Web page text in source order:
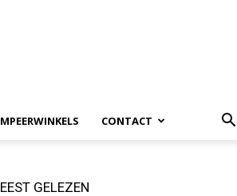
CONTACT
GELEZEN